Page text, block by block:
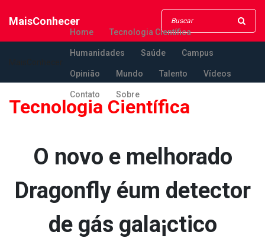
MaisConhecer
Home Tecnologia Científica
Humanidades Saúde Campus
Opinião Mundo Talento Vídeos
Contato Sobre
Tecnologia Científica
O novo e melhorado
Dragonfly éum detector
de gás gala¡ctico